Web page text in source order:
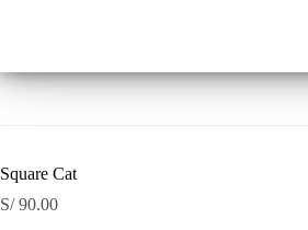
Square Cat
S/90.00